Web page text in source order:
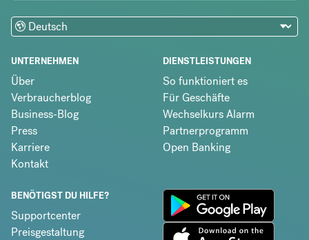
UNTERNEHMEN
Über
Verbraucherblog
Business-Blog
Press
Karriere
Kontakt
DIENSTLEISTUNGEN
So funktioniert es
Für Geschäfte
Wechselkurs Alarm
Partnerprogramm
Open Banking
BENÖTIGST DU HILFE?
Supportcenter
Preisgestaltung